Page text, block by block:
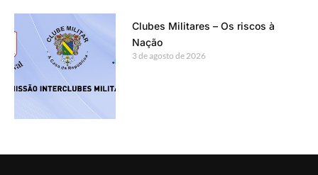
Clubes Militares – Os riscos à
Nação
3 de agosto de 2026